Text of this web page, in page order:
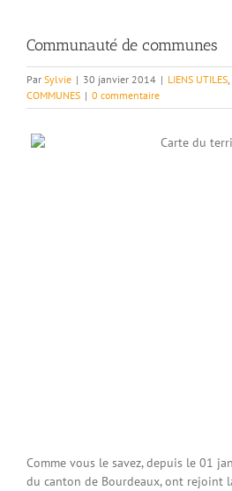
Communauté de communes
Par Sylvie | 30 janvier 2014 | LIENS UTILES,
COMMUNES | 0 commentaire
Comme vous le savez, depuis le 01
du canton de Bourdeaux, ont rejoint